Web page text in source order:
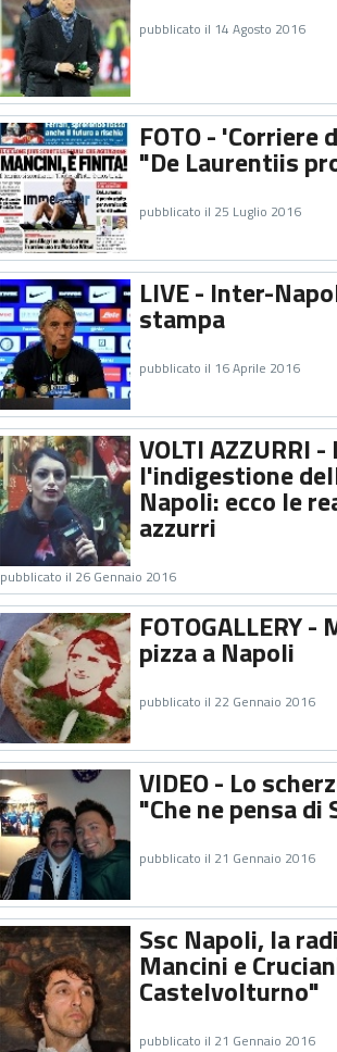
pubblicato il 14 Agosto 2016
FOTO -
"De Laurentiis
pubblicato il 25 Luglio 2016
LIVE - Inter-
stampa
pubblicato il 16 Aprile 2016
VOLTI AZZURRI
l'indigestione
Napoli: ecco le
azzurri
pubblicato il 26 Gennaio 2016
FOTOGALLERY
pizza a Napoli
pubblicato il 22 Gennaio 2016
VIDEO - Lo
"Che ne pensa
pubblicato il 21 Gennaio 2016
Ssc Napoli, la
Mancini e
Castelvolturno"
pubblicato il 21 Gennaio 2016